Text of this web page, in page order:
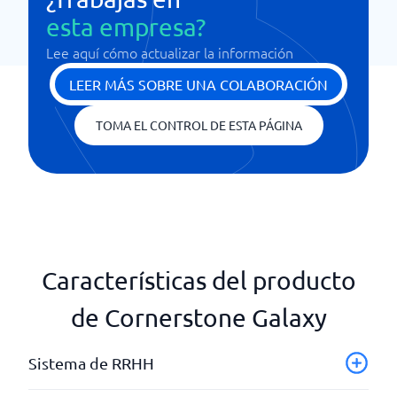
esta empresa?
Lee aquí cómo actualizar la información
LEER MÁS SOBRE UNA COLABORACIÓN
TOMA EL CONTROL DE ESTA PÁGINA
Características del producto
de Cornerstone Galaxy
Sistema de RRHH